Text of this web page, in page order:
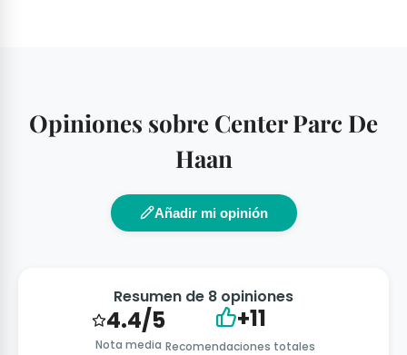
Opiniones sobre Center Parc De
Haan
Añadir mi opinión
Resumen de 8 opiniones
4.4/5
Nota media
+11
Recomendaciones totales